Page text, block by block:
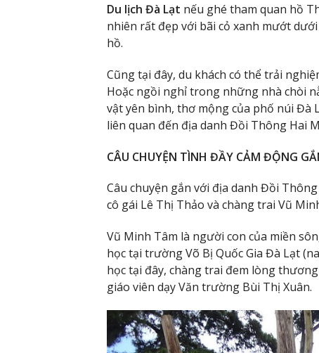
Du lịch Đà Lạt nếu ghé tham quan hồ
nhiên rất đẹp với bãi cỏ xanh mướt
hồ.
Cũng tại đây, du khách có thể trải
Hoặc ngồi nghỉ trong những nhà chòi
vật yên bình, thơ mộng của phố núi Đà
liên quan đến địa danh Đồi Thông Hai
CÂU CHUYỆN TÌNH ĐẦY CẢM ĐỘNG
Câu chuyện gắn với địa danh Đồi
cô gái Lê Thị Thảo và chàng trai Vũ
Vũ Minh Tâm là người con của miền
học tại trường Võ Bị Quốc Gia Đà Lạt
học tại đây, chàng trai đem lòng
giáo viên dạy Văn trường Bùi Thị Xuân.